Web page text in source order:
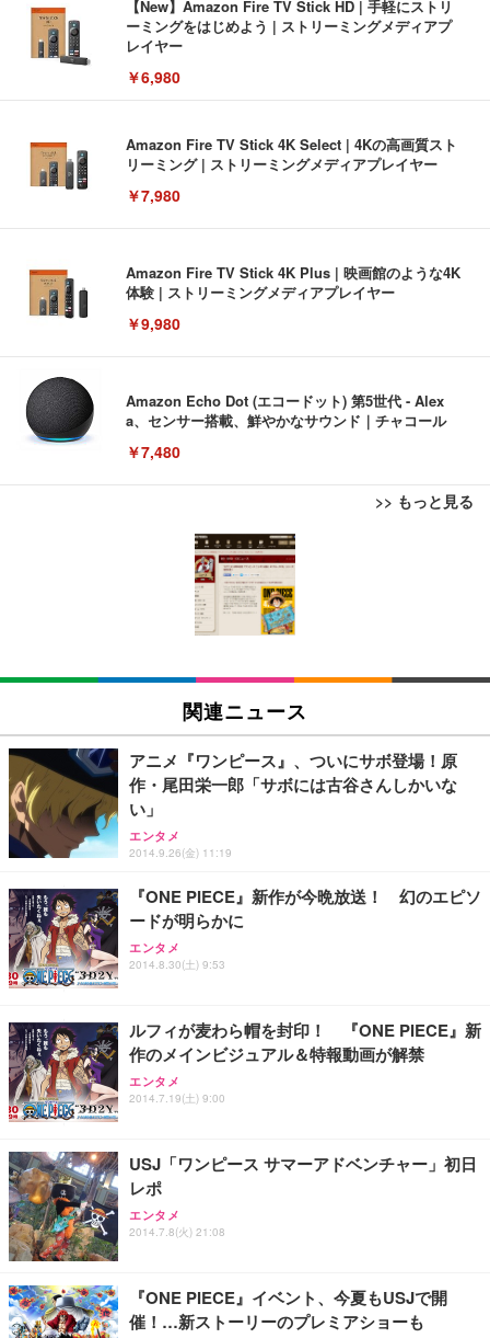
【New】Amazon Fire TV Stick HD | 手軽にストリ
ーミングをはじめよう | ストリーミングメディアプ
レイヤー
￥6,980
Amazon Fire TV Stick 4K Select | 4Kの高画質スト
リーミング | ストリーミングメディアプレイヤー
￥7,980
Amazon Fire TV Stick 4K Plus | 映画館のような4K
体験 | ストリーミングメディアプレイヤー
￥9,980
Amazon Echo Dot (エコードット) 第5世代 - Alex
a、センサー搭載、鮮やかなサウンド｜チャコール
￥7,480
>> もっと見る
[EdoErgo] オフィスチェア 椅子 テレワーク 疲れな
い 跳ね上げ式アームレスト コンパクト 約105度ロッ
キング pc 事務椅子 360度回転 座面昇降 強化ナイロ
ン樹脂ベース 通気性メッシュ 在宅ワーク H-WY01
(黒網+黒枠+黒足)
SIHOO B100 オフィスチェア／デスクチェア メッシ
ュチェア 人間工学 疲れない ブラック
￥27,999
Sezlife オフィスチェア デスクチェア 疲れない テレ
ワーク チェア 強化バックレスト 30度ロッキング機
能 人間工学 椅子 腰サポート 90度跳ね上げ式アーム
レスト 3Dヘッドレスト ハンガー付き 高反発クッシ
務用 おしゃれ パソコンチェア (ブラック)
Sezlife オフィスチェア デスクチェア 疲れない テレ
ワーク チェア 強化バックレスト 30度ロッキング機
能 人間工学 椅子 腰サポート 90度跳ね上げ式アーム
務用 おしゃれ パソコンチェア (ホワイト)
ANDWINT オフィスチェア デスクチェア 肘なし メ
ッシュ 通気性 ランバーサポート付き 腰サポート ガ
ス圧無段階昇降 360度回転 キャスター付き コンパク
EIZO ビジネス向けプレミアムモニター | FlexScan
EV3240X-WT | 31.5型4K UHD・USB Type-C・ホワ
￥105,595
EIZO ビジネス向けプレミアムモニター | FlexScan
￥109,572
【純正品】27"ゲーミングモニター DualSense 充電
フック付き（CFI-ZDM1J）
￥49,979
【整備済み品】Dell E2724HS 27インチ 液晶モニタ
ー フルHD（1920×1080）VA 非光沢 HDMI/DisplayP
ort/VGA スピーカー内蔵 高さ調整 スイベル VESA対
【MiniLED/24.5inch/280Hz/FHD】GRAPHT THE S
HOOTER Gaming Monitor 24” Essential ゲーミン
グモニター QD 24.5インチ 1ms FHD 量子ドット 残
Amazonベーシック ペットシーツ 薄型 レギュラー 1
回使い捨て 無香料 ホワイト 300枚
Amazonベーシック ペットシーツ 厚型 ワイド 42枚
x2袋(84枚) ホワイト(吸収面:ライトブルー)
￥3,234
ネオ・ルーライフ ネオ・オムツ L 中型犬用 26枚入
り 単品
￥1,800
Smart Basic(スマートベーシック) 【Amazon.co.jp
限定】 Smart Basic アイリスオーヤマ ペットシーツ
超厚型 お徳用 ワイド 100枚入 (x 1) (ケース販売)
アイリスオーヤマ ペットシーツ 超厚型 お徳用 レギ
ュラー 200枚入【Amazon.co.jp限定】
関連ニュース
アニメ『ワンピース』、ついにサボ登場！原
作・尾田栄一郎「サボには古谷さんしかいな
い」
エンタメ
2014.9.26(金) 11:19
『ONE PIECE』新作が今晩放送！ 幻のエピソ
ードが明らかに
エンタメ
2014.8.30(土) 9:53
ルフィが麦わら帽を封印！ 『ONE PIECE』新
作のメインビジュアル＆特報動画が解禁
エンタメ
2014.7.19(土) 9:00
USJ「ワンピース サマーアドベンチャー」初日
レポ
エンタメ
2014.7.8(火) 21:08
『ONE PIECE』イベント、今夏もUSJで開
催！…新ストーリーのプレミアショーも